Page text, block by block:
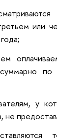
или
у
не